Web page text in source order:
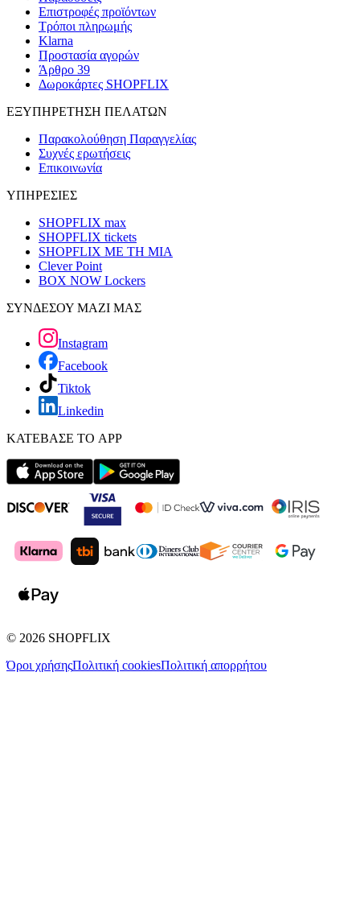
Επιστροφές προϊόντων
Τρόποι πληρωμής
Klarna
Προστασία αγορών
Άρθρο 39
Δωροκάρτες SHOPFLIX
ΕΞΥΠΗΡΕΤΗΣΗ ΠΕΛΑΤΩΝ
Παρακολούθηση Παραγγελίας
Συχνές ερωτήσεις
Επικοινωνία
ΥΠΗΡΕΣΙΕΣ
SHOPFLIX max
SHOPFLIX tickets
SHOPFLIX ΜΕ ΤΗ ΜΙΑ
Clever Point
BOX NOW Lockers
ΣΥΝΔΕΣΟΥ ΜΑΖΙ ΜΑΣ
Instagram
Facebook
Tiktok
Linkedin
ΚΑΤΕΒΑΣΕ ΤΟ APP
© 2026 SHOPFLIX
Όροι χρήσηςΠολιτική cookiesΠολιτική απορρήτου